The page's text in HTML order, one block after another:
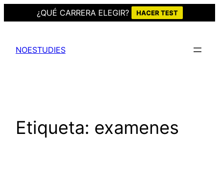
¿QUÉ CARRERA ELEGIR? HACER TEST
contenido
NOESTUDIES
Etiqueta: examenes